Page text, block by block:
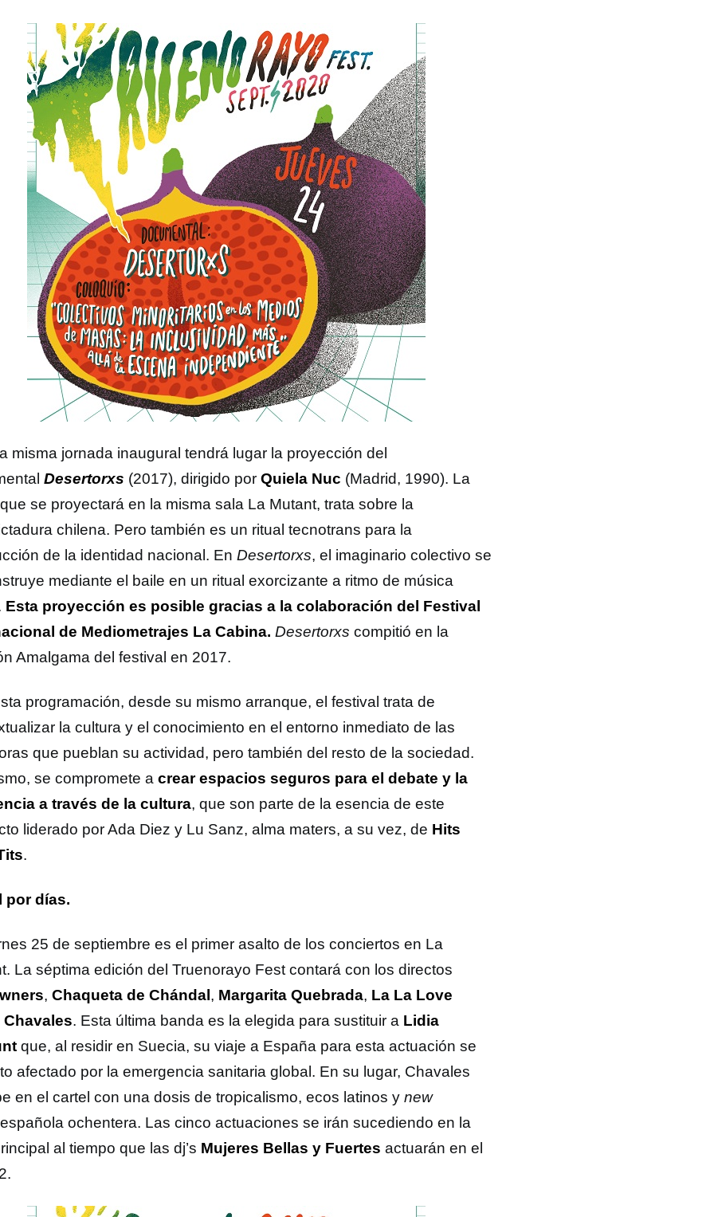
misma jornada inaugural tendrá lugar la proyección del
Desertorxs (2017), dirigido por Quiela Nuc (Madrid, 1990). La
se proyectará en la misma sala La Mutant, trata sobre la
chilena. Pero también es un ritual tecnotrans para la
de la identidad nacional. En Desertorxs, el imaginario colectivo se
mediante el baile en un ritual exorcizante a ritmo de música
Esta proyección es posible gracias a la colaboración del Festival
de Mediometrajes La Cabina. Desertorxs compitió en la
Amalgama del festival en 2017.
programación, desde su mismo arranque, el festival trata de
la cultura y el conocimiento en el entorno inmediato de las
que pueblan su actividad, pero también del resto de la sociedad.
se compromete a crear espacios seguros para el debate y la
a través de la cultura, que son parte de la esencia de este
liderado por Ada Diez y Lu Sanz, alma maters, a su vez, de Hits
.
por días.
25 de septiembre es el primer asalto de los conciertos en La
La séptima edición del Truenorayo Fest contará con los directos
, Chaqueta de Chándal , Margarita Quebrada, La La Love
Chavales. Esta última banda es la elegida para sustituir a Lidia
que, al residir en Suecia, su viaje a España para esta actuación se
afectado por la emergencia sanitaria global. En su lugar, Chavales
en el cartel con una dosis de tropicalismo, ecos latinos y new
española ochentera. Las cinco actuaciones se irán sucediendo en la
al tiempo que las dj’s Mujeres Bellas y Fuertes actuarán en el